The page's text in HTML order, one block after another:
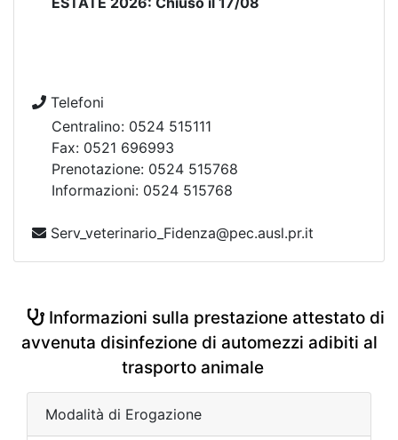
Telefoni
Centralino: 0524 515111
Fax: 0521 696993
Prenotazione: 0524 515768
Informazioni: 0524 515768
Serv_veterinario_Fidenza@pec.ausl.pr.it
Informazioni sulla prestazione attestato di
avvenuta disinfezione di automezzi adibiti al
trasporto animale
Modalità di Erogazione